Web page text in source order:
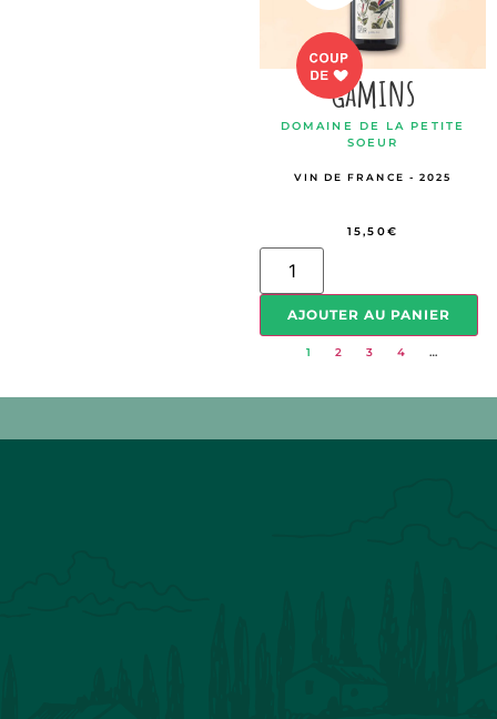
Gamins
DOMAINE DE LA PETITE
SOEUR
VIN DE FRANCE - 2025
15,50€
AJOUTER AU PANIER
1 2 3 4 …